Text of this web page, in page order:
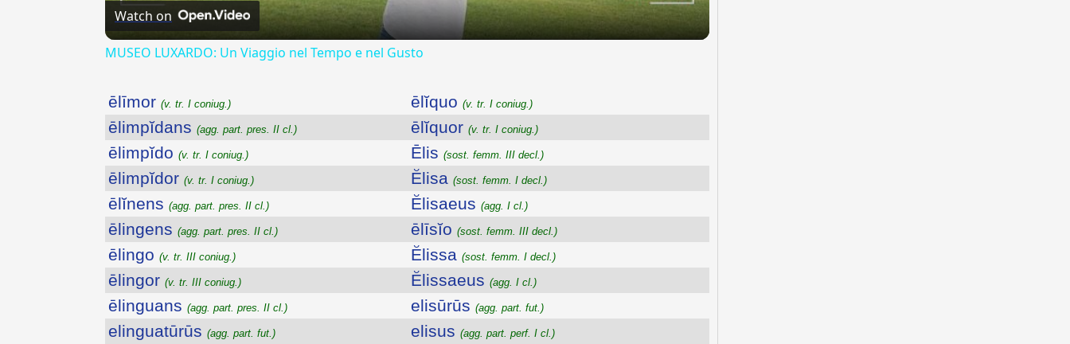
Watch on
MUSEO LUXARDO: Un Viaggio nel Tempo e nel Gusto
ēlīmor (v. tr. I coniug.) ēlĭquo (v. tr. I coniug.)
ēlimpĭdans (agg. part. pres. II cl.) ēlĭquor (v. tr. I coniug.)
ēlimpĭdo (v. tr. I coniug.) Ēlis (sost. femm. III decl.)
ēlimpĭdor (v. tr. I coniug.) Ĕlisa (sost. femm. I decl.)
ēlĭnens (agg. part. pres. II cl.) Ĕlisaeus (agg. I cl.)
ēlingens (agg. part. pres. II cl.) ēlīsĭo (sost. femm. III decl.)
ēlingo (v. tr. III coniug.) Ĕlissa (sost. femm. I decl.)
ēlingor (v. tr. III coniug.) Ĕlissaeus (agg. I cl.)
ēlinguans (agg. part. pres. II cl.) elisūrūs (agg. part. fut.)
elinguatūrūs (agg. part. fut.) elisus (agg. part. perf. I cl.)